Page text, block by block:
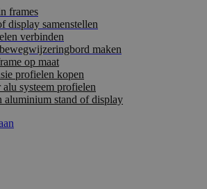
frames
display samenstellen
verbinden
maken
op maat
profielen kopen
alu systeem profielen
aluminium stand of display